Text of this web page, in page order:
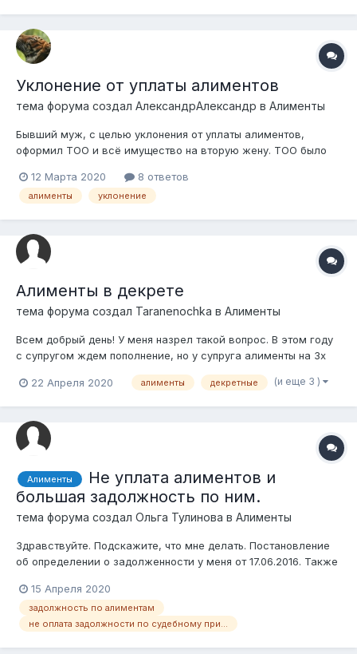
Уклонение от уплаты алиментов
тема форума создал АлександрАлександр в Алименты
Бывший муж, с целью уклонения от уплаты алиментов,
оформил ТОО и всё имущество на вторую жену. ТОО было
браке. Работают в ТОО они совместно. При этом бывший
муж там числится на минимальной зарплате и
12 Марта 2020 8 ответов
алименты уклонение
Алименты в декрете
тема форума создал Taranenochka в Алименты
Всем добрый день! У меня назрел такой вопрос. В этом году
с супругом ждем пополнение, но у супруга алименты на 3х
оплачиваем больше положенного официально с работы. В
финансовой стабильности...
22 Апреля 2020 алименты декретные (и еще 3 )
Алименты
Не уплата алиментов и
большая задолжность по ним.
тема форума создал Ольга Тулинова в Алименты
Здравствуйте. Подскажите, что мне делать. Постановление
об определении о задолженности у меня от 17.06.2016. Также
04.10.2010. о взыскании 1199155.5 тенге. Несколько раз
обращалась к частникам, но бесполезно. Ребенка
воспитываю одна, у нас не бабу...
15 Апреля 2020
задолжность по алиментам